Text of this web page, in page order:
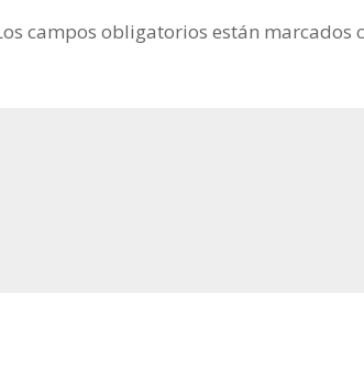
campos obligatorios están marcados